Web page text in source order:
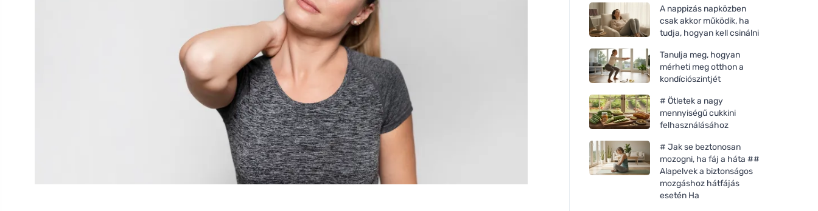
A nappizás napközben
csak akkor működik, ha
tudja, hogyan kell csinálni
Tanulja meg, hogyan
mérheti meg otthon a
kondíciószintjét
# Ötletek a nagy
mennyiségű cukkini
felhasználásához
# Jak se beztonosan
mozogni, ha fáj a háta ##
Alapelvek a biztonságos
mozgáshoz hátfájás
esetén Ha